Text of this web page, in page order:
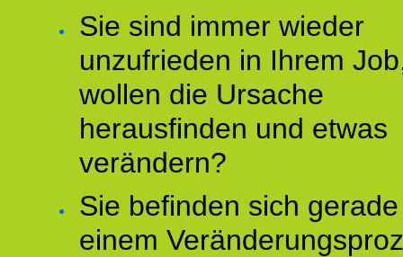
Sie sind immer wieder
unzufrieden in Ihrem
wollen die Ursache
herausfinden und etwas
verändern?
Sie befinden sich
einem